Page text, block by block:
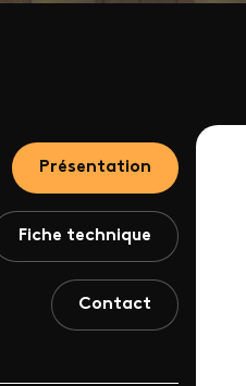
Présentation
Fiche technique
Contact